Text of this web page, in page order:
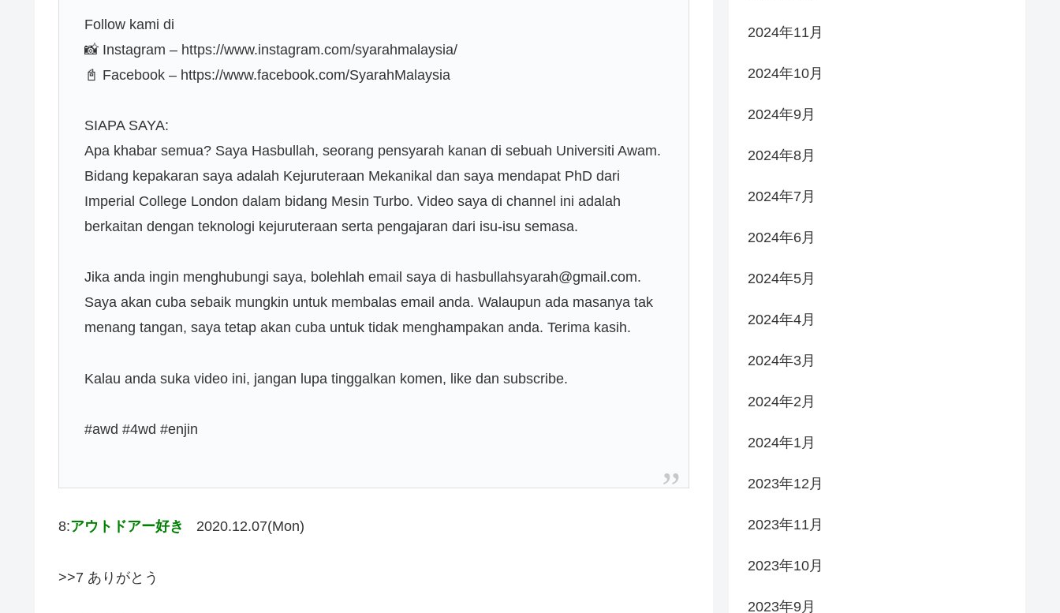
Follow kami di
📸 Instagram – https://www.instagram.com/syarahmalaysia/
📓 Facebook – https://www.facebook.com/SyarahMalaysia
SIAPA SAYA:
Apa khabar semua? Saya Hasbullah, seorang pensyarah kanan di sebuah Universiti Awam.
Bidang kepakaran saya adalah Kejuruteraan Mekanikal dan saya mendapat PhD dari
Imperial College London dalam bidang Mesin Turbo. Video saya di channel ini adalah
berkaitan dengan teknologi kejuruteraan serta pengajaran dari isu-isu semasa.
Jika anda ingin menghubungi saya, bolehlah email saya di hasbullahsyarah@gmail.com.
Saya akan cuba sebaik mungkin untuk membalas email anda. Walaupun ada masanya tak
menang tangan, saya tetap akan cuba untuk tidak menghampakan anda. Terima kasih.
Kalau anda suka video ini, jangan lupa tinggalkan komen, like dan subscribe.
#awd #4wd #enjin
8:アウトドアー好き 2020.12.07(Mon)
>>7 ありがとう
2024年11月
2024年10月
2024年9月
2024年8月
2024年7月
2024年6月
2024年5月
2024年4月
2024年3月
2024年2月
2024年1月
2023年12月
2023年11月
2023年10月
2023年9月